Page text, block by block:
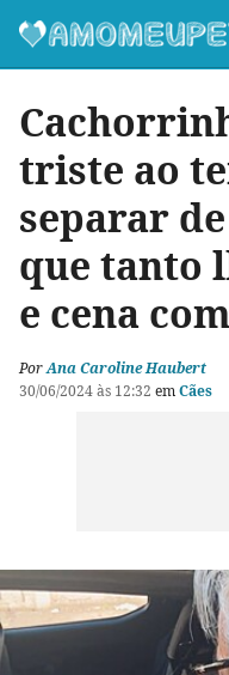
triste ao
separar
que tanto
e cena
PorAna Caroline Haubert
30/06/2024 às 12:32 emCães